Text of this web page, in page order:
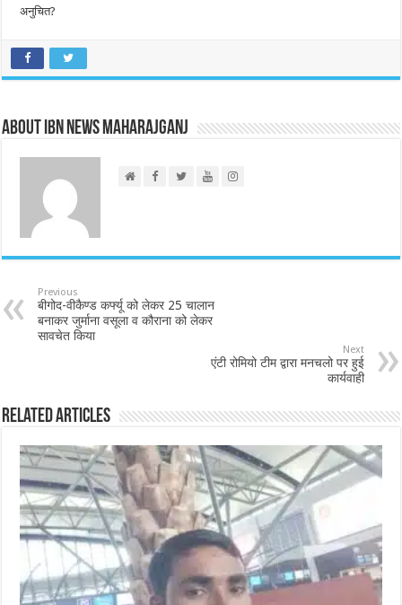
अनुचित?
About IBN NEWS MAHARAJGANJ
Previous
बीगोद-वीकैण्ड कर्फ्यू को लेकर 25 चालान
बनाकर जुर्माना वसूला व कौराना को लेकर
सावचेत किया
Next
एंटी रोमियो टीम द्वारा मनचलो पर हुई
कार्यवाही
Related Articles